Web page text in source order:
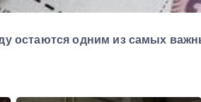
остаются одним из самых